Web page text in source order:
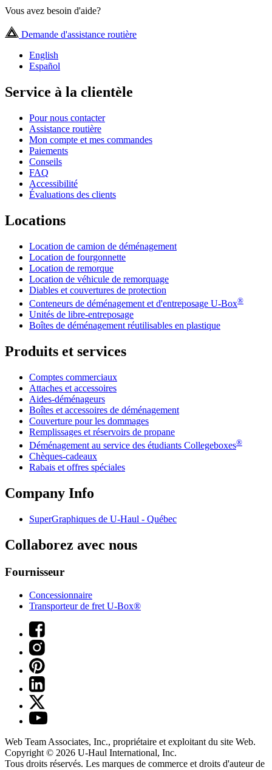
Vous avez besoin d'aide?
Demande d'assistance routière
English
Español
Service à la clientèle
Pour nous contacter
Assistance routière
Mon compte et mes commandes
Paiements
Conseils
FAQ
Accessibilité
Évaluations des clients
Locations
Location de camion de déménagement
Location de fourgonnette
Location de remorque
Location de véhicule de remorquage
Diables et couvertures de protection
Conteneurs de déménagement et d'entreposage U-Box®
Unités de libre-entreposage
Boîtes de déménagement réutilisables en plastique
Produits et services
Comptes commerciaux
Attaches et accessoires
Aides-déménageurs
Boîtes et accessoires de déménagement
Couverture pour les dommages
Remplissages et réservoirs de propane
Déménagement au service des étudiants Collegeboxes®
Chèques-cadeaux
Rabais et offres spéciales
Company Info
SuperGraphiques de U-Haul - Québec
Collaborez avec nous
Fournisseur
Concessionnaire
Transporteur de fret U-Box®
Web Team Associates, Inc., propriétaire et exploitant du site Web.
Copyright © 2026 U-Haul International, Inc.
Tous droits réservés. Les marques de commerce et droits d'auteur de